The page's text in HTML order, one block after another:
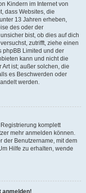
Kindern im Internet von
dass Websites, die
13 Jahren erheben,
des oder der
bist, ob dies auf dich
zutrifft, ziehe einen
phpBB Limited und der
kann und nicht die
ist; außer solchen, die
es Beschwerden oder
werden.
komplett
mehr anmelden können.
der Benutzername, mit dem
Hilfe zu erhalten, wende
anmelden!